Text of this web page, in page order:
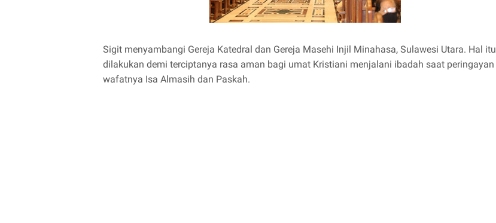
Sigit menyambangi Gereja Katedral dan Gereja Masehi Injil Minahasa, Sulawesi Utara. Hal itu
dilakukan demi terciptanya rasa aman bagi umat Kristiani menjalani ibadah saat peringayan
wafatnya Isa Almasih dan Paskah.